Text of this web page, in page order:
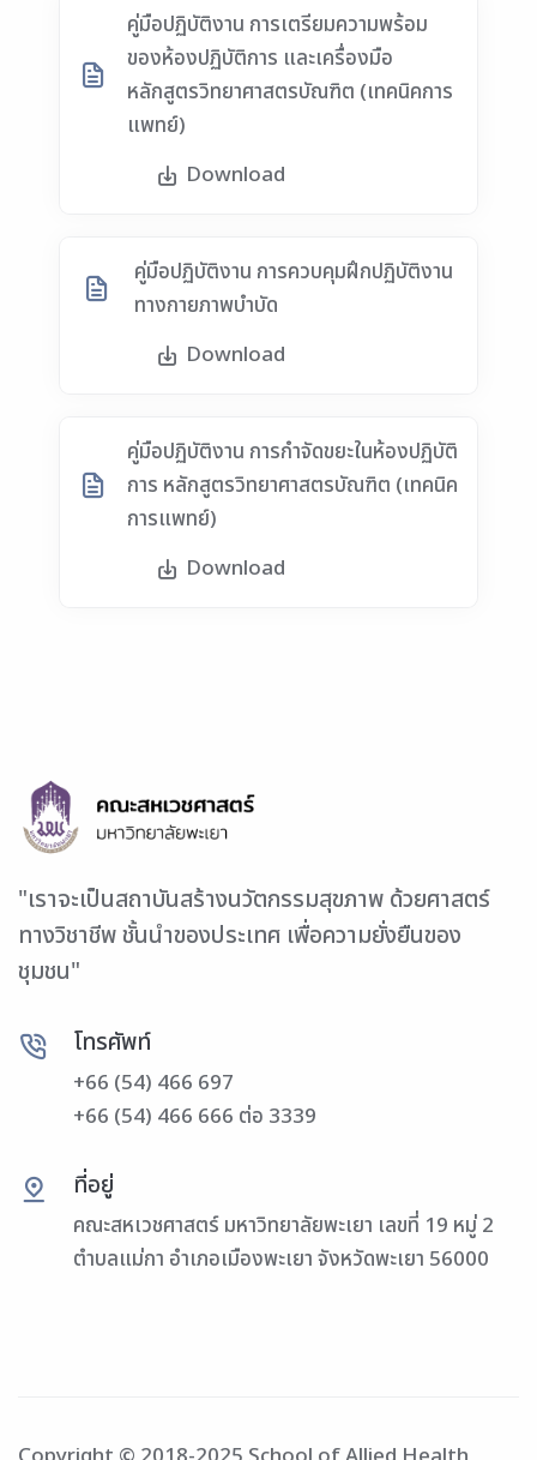
คู่มือปฏิบัติงาน การเตรียมความพร้อม
ของห้องปฏิบัติการ และเครื่องมือ
หลักสูตรวิทยาศาสตรบัณฑิต (เทคนิคการ
แพทย์)
Download
คู่มือปฏิบัติงาน การควบคุมฝึกปฏิบัติงาน
ทางกายภาพบำบัด
Download
คู่มือปฏิบัติงาน การกำจัดขยะในห้องปฏิบัติ
การ หลักสูตรวิทยาศาสตรบัณฑิต (เทคนิค
การแพทย์)
Download
"เราจะเป็นสถาบันสร้างนวัตกรรมสุขภาพ ด้วยศาสตร์
ทางวิชาชีพ ชั้นนำของประเทศ เพื่อความยั่งยืนของ
ชุมชน"
โทรศัพท์
+66 (54) 466 697
+66 (54) 466 666 ต่อ 3339
ที่อยู่
คณะสหเวชศาสตร์ มหาวิทยาลัยพะเยา เลขที่ 19 หมู่ 2
ตำบลแม่กา อำเภอเมืองพะเยา จังหวัดพะเยา 56000